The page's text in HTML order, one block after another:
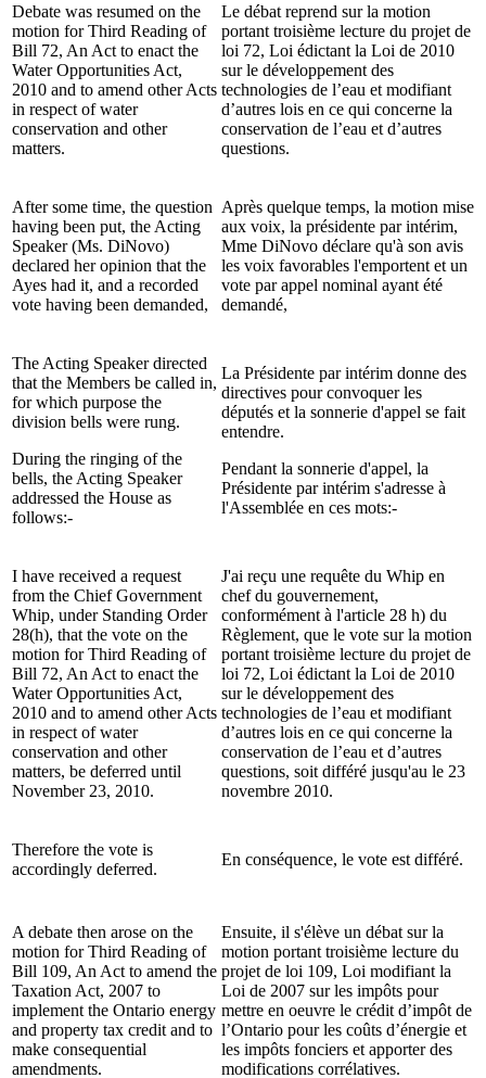
Debate was resumed on the
motion for Third Reading of
Bill 72, An Act to enact the
Water Opportunities Act,
2010 and to amend other Acts
in respect of water
conservation and other
matters.
Le débat reprend sur la motion
portant troisième lecture du projet de
loi 72, Loi édictant la Loi de 2010
sur le développement des
technologies de l’eau et modifiant
d’autres lois en ce qui concerne la
conservation de l’eau et d’autres
questions.
After some time, the question
having been put, the Acting
Speaker (Ms. DiNovo)
declared her opinion that the
Ayes had it, and a recorded
vote having been demanded,
Après quelque temps, la motion mise
aux voix, la présidente par intérim,
Mme DiNovo déclare qu'à son avis
les voix favorables l'emportent et un
vote par appel nominal ayant été
demandé,
The Acting Speaker directed
that the Members be called in,
for which purpose the
division bells were rung.
During the ringing of the
bells, the Acting Speaker
addressed the House as
follows:-
La Présidente par intérim donne des
directives pour convoquer les
députés et la sonnerie d'appel se fait
entendre.
Pendant la sonnerie d'appel, la
Présidente par intérim s'adresse à
l'Assemblée en ces mots:-
I have received a request
from the Chief Government
Whip, under Standing Order
28(h), that the vote on the
motion for Third Reading of
Bill 72, An Act to enact the
Water Opportunities Act,
2010 and to amend other Acts
in respect of water
conservation and other
matters, be deferred until
November 23, 2010.
J'ai reçu une requête du Whip en
chef du gouvernement,
conformément à l'article 28 h) du
Règlement, que le vote sur la motion
portant troisième lecture du projet de
loi 72, Loi édictant la Loi de 2010
sur le développement des
technologies de l’eau et modifiant
d’autres lois en ce qui concerne la
conservation de l’eau et d’autres
questions, soit différé jusqu'au le 23
novembre 2010.
Therefore the vote is
accordingly deferred.
En conséquence, le vote est différé.
A debate then arose on the
motion for Third Reading of
Bill 109, An Act to amend the
Taxation Act, 2007 to
implement the Ontario energy
and property tax credit and to
make consequential
amendments.
Ensuite, il s'élève un débat sur la
motion portant troisième lecture du
projet de loi 109, Loi modifiant la
Loi de 2007 sur les impôts pour
mettre en oeuvre le crédit d’impôt de
l’Ontario pour les coûts d’énergie et
les impôts fonciers et apporter des
modifications corrélatives.